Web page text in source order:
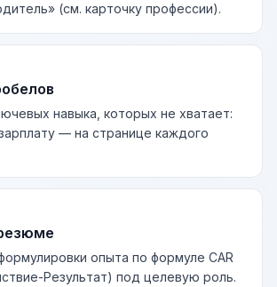
(см. карточку профессии).
навыка, которых не хватает:
— на странице каждого
опыта по формуле CAR
Результат) под целевую роль.